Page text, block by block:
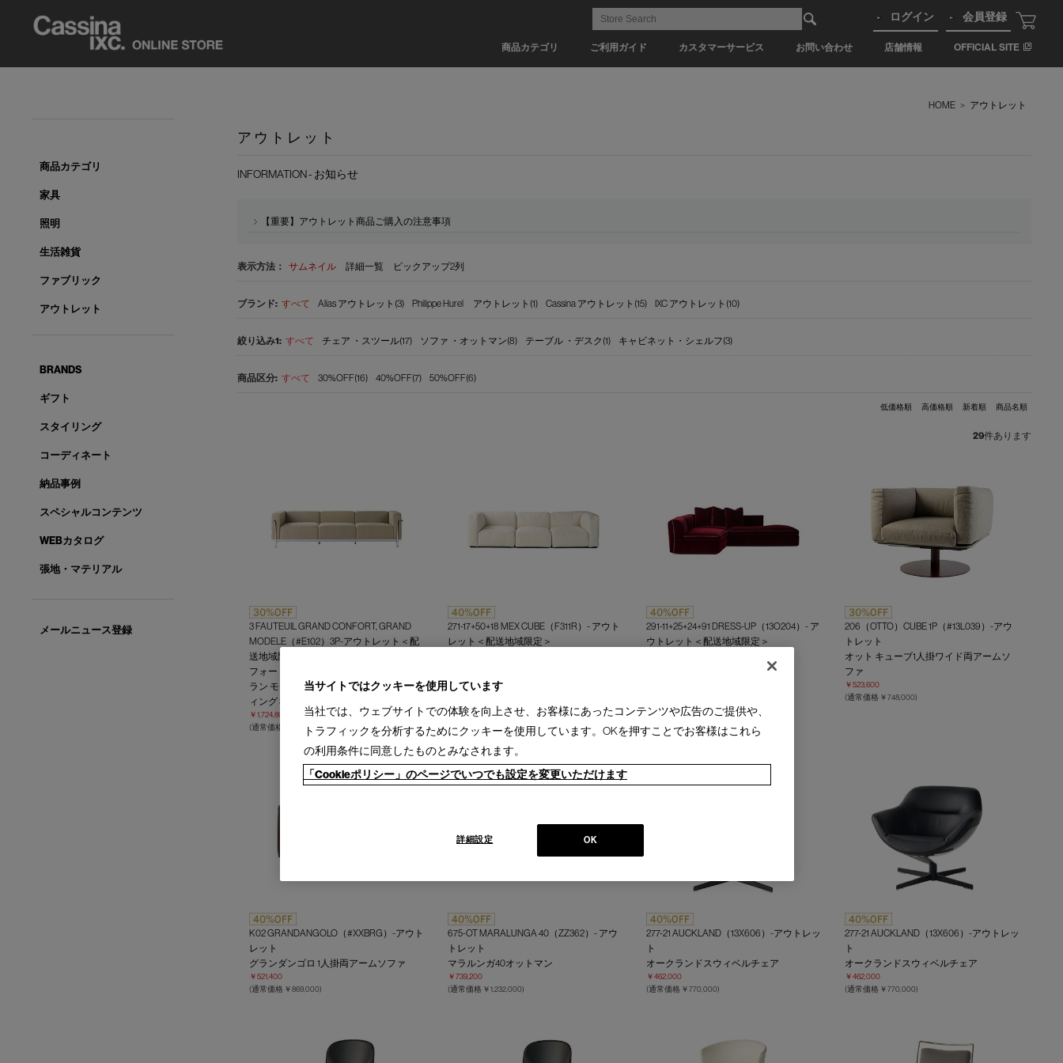
商品カテゴリ ご利用ガイド カスタマーサービス お問い合わせ 店舗情報 OFFICIAL SITE
ログイン 会員登録
HOME > アウトレット
アウトレット
INFORMATION - お知らせ
【重要】アウトレット商品ご購入の注意事項
表示方法： サムネイル 詳細一覧 ピックアップ2列
すべて Alias アウトレット(3) Philippe Hurel アウトレット(1) Cassina アウトレット(15) IXC アウトレット(10)
すべて チェア ・スツール(17) ソファ ・オットマン(8) テーブル ・デスク(1) キャビネット・シェルフ(3)
すべて 30%OFF(16) 40%OFF(7) 50%OFF(6)
低価格順 高価格順 新着順 商品名順
29件あります
3 FAUTEUIL GRAND CONFORT, GRAND
MODELE（#E102）3P-アウトレット＜配
送地域限定＞
フォートゥイユ グラン コンフォール グ
ラン モデル ソファ ポリエステルパッデ
ィング 3人掛ソファ
￥1,724,800
(通常価格 ￥2,464,000)
271-17+50+18 MEX CUBE（F311R）- アウト
レット＜配送地域限定＞
(通常価格 ￥2,409,000)
291-11+25+24+91 DRESS-UP（13O204）- ア
ウトレット＜配送地域限定＞
206（OTTO）CUBE 1P（#13L039）-アウ
トレット
オット キューブ1人掛ワイド両アームソ
ファ
￥523,600
(通常価格 ￥748,000)
K02 GRANDANGOLO（#XXBRG）-アウト
レット
グランダンゴロ 1人掛両アームソファ
￥521,400
(通常価格 ￥869,000)
675-OT MARALUNGA 40（ZZ362）- アウ
トレット
マラルンガ40オットマン
￥739,200
(通常価格 ￥1,232,000)
277-21 AUCKLAND（13X606）-アウトレッ
ト
オークランドスウィベルチェア
￥462,000
(通常価格 ￥770,000)
277-21 AUCKLAND（13X606）-アウトレッ
ト
オークランドスウィベルチェア
￥462,000
(通常価格 ￥770,000)
商品カテゴリ
家具
照明
生活雑貨
ファブリック
アウトレット
BRANDS
ギフト
スタイリング
コーディネート
納品事例
スペシャルコンテンツ
WEBカタログ
張地・マテリアル
メールニュース登録
当サイトではクッキーを使用しています
当社では、ウェブサイトでの体験を向上させ、お客様にあったコンテンツや広告のご提供や、
トラフィックを分析するためにクッキーを使用しています。OKを押すことでお客様はこれら
の利用条件に同意したものとみなされます。
「Cookieポリシー」のページでいつでも設定を変更いただけます
OK
詳細設定